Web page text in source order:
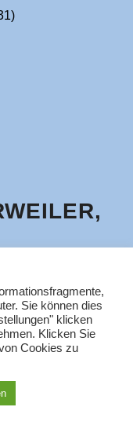
Sie können dies
klicken
Klicken Sie
Cookies zu